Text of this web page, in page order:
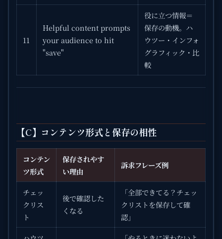
11
Helpful content prompts
your audience to hit
"save"
役に立つ情報＝
保存の動機。ハ
ウツー・インフォ
グラフィック・比
較
【C】コンテンツ形式と保存の相性
コンテン
ツ形式
保存されやす
い理由
訴求フレーズ例
チェッ
クリス
ト
後で確認した
くなる
「全部できてる？チェッ
クリストを保存して確
認」